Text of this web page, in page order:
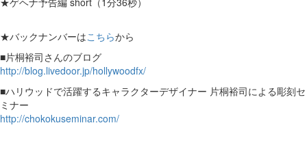
★バックナンバーはこちらから
■片桐裕司さんのブログ
http://blog.livedoor.jp/hollywoodfx/
■ハリウッドで活躍するキャラクターデザイナー 片桐裕司による彫刻セ
ミナー
http://chokokuseminar.com/